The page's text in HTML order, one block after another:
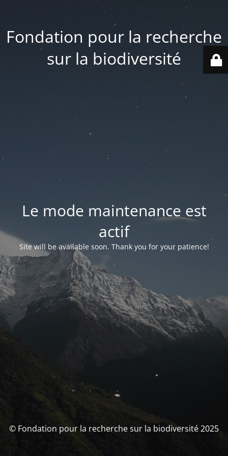
Fondation pour la recherche
sur la biodiversité
Le mode maintenance est
actif
Site will be available soon. Thank you for your patience!
© Fondation pour la recherche sur la biodiversité 2025